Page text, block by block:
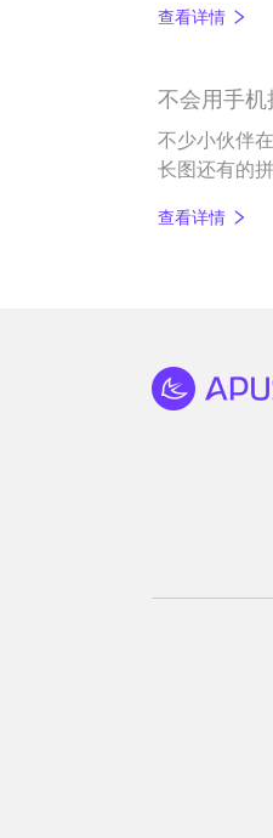
查看详情
不会用手机
不少小伙伴
长图还有的
图。
查看详情